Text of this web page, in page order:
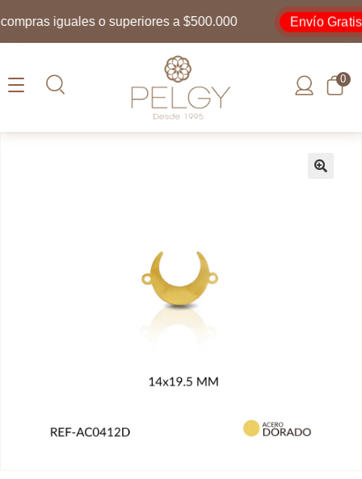
iguales o superiores a $500.000 Envío Gratis
0